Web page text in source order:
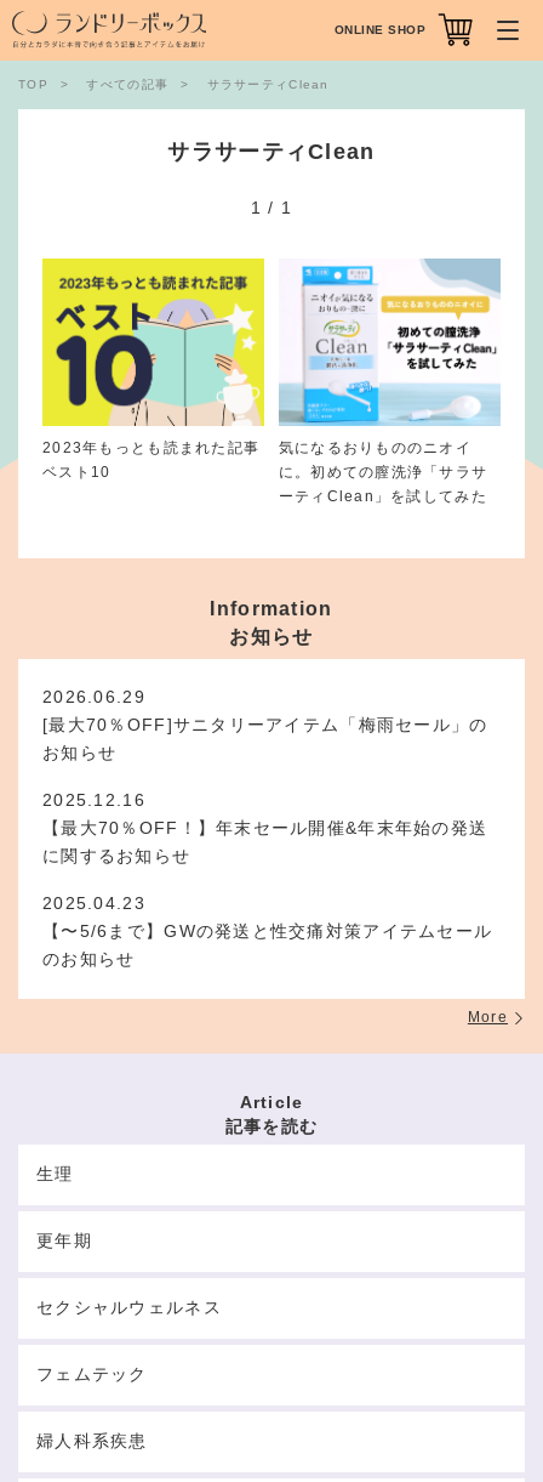
TOP すべての記事 サラサーティClean
サラサーティClean
1 / 1
2023年もっとも読まれた記事
ベスト10
気になるおりもののニオイ
に。初めての膣洗浄「サラサ
ーティClean」を試してみた
Information
お知らせ
2026.06.29
[最大70％OFF]サニタリーアイテム「梅雨セール」の
お知らせ
2025.12.16
【最大70％OFF！】年末セール開催&年末年始の発送
に関するお知らせ
2025.04.23
【〜5/6まで】GWの発送と性交痛対策アイテムセール
のお知らせ
More
Article
記事を読む
生理
更年期
セクシャルウェルネス
フェムテック
婦人科系疾患
ONLINE SHOP